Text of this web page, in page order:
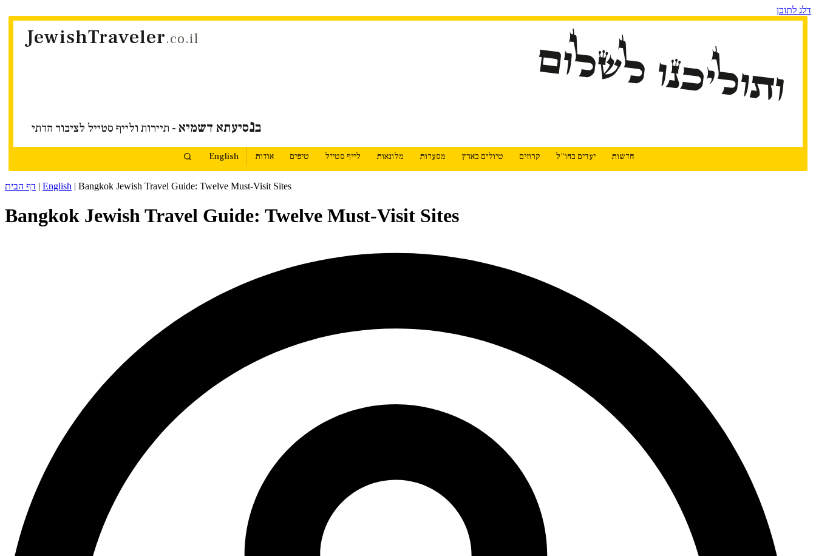
דלג לתוכן
JewishTraveler.co.il ותוליכנו לשלום
בנסיעתא דשמיא - תיירות ולייף סטייל לציבור הדתי
חדשות יעדים בחו"ל קרוזים טיולים בארץ מסעדות מלונאות לייף סטייל טיפים אודות English
דף הבית | English | Bangkok Jewish Travel Guide: Twelve Must-Visit Sites
Bangkok Jewish Travel Guide: Twelve Must-Visit Sites